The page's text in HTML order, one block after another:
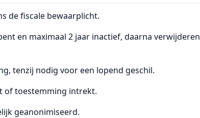
de fiscale bewaarplicht.
en maximaal 2 jaar inactief, daarna
tenzij nodig voor een lopend geschil.
of toestemming intrekt.
geanonimiseerd.